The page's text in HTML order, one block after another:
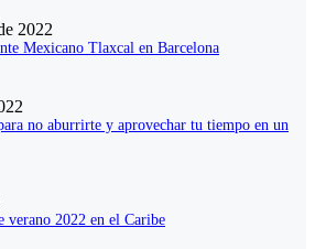
2022
Mexicano Tlaxcal en Barcelona
no aburrirte y aprovechar tu tiempo en un
verano 2022 en el Caribe